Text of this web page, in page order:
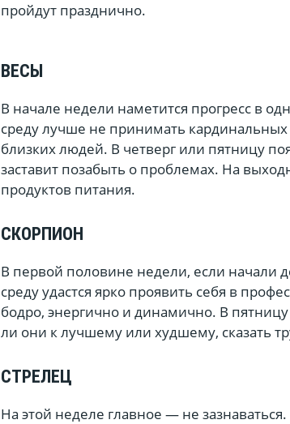
пройдут празднично.
ВЕСЫ
В начале недели наметится прогресс в
среду лучше не принимать
близких людей. В четверг или пятницу
заставит позабыть о проблемах. На
продуктов питания.
СКОРПИОН
В первой половине недели, если начали
среду удастся ярко проявить себя в
бодро, энергично и динамично. В
ли они к лучшему или худшему, сказать
СТРЕЛЕЦ
На этой неделе главное — не